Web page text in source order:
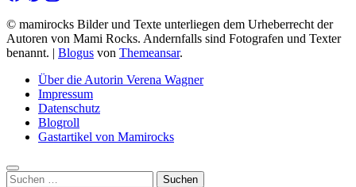
© mamirocks Bilder und Texte unterliegen dem Urheberrecht der
Autoren von Mami Rocks. Andernfalls sind Fotografen und Texter
benannt. | Blogus von Themeansar.
Über die Autorin Verena Wagner
Impressum
Datenschutz
Blogroll
Gastartikel von Mamirocks
Suchen